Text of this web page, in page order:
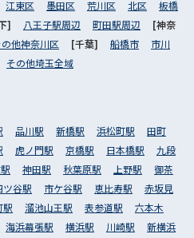
江東区 墨田区 荒川区 北区
板橋
] 八王子駅周辺 町田駅周辺
[神奈
の他神奈川区 [千葉] 船橋市
市川
その他埼玉全域
品川駅 新橋駅 浜松町駅
田町
虎ノ門駅 京橋駅 日本橋駅
九段
神田駅 秋葉原駅 上野駅
御茶
ツ谷駅 市ケ谷駅 恵比寿駅
赤坂見
駅 溜池山王駅 表参道駅
六本木
海浜幕張駅 横浜駅 川崎駅
新横浜